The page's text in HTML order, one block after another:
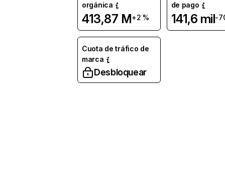
orgánica
413,87 M+2 %
de pago
141,6 mil-
Cuota de tráfico de
marca
Desbloquear